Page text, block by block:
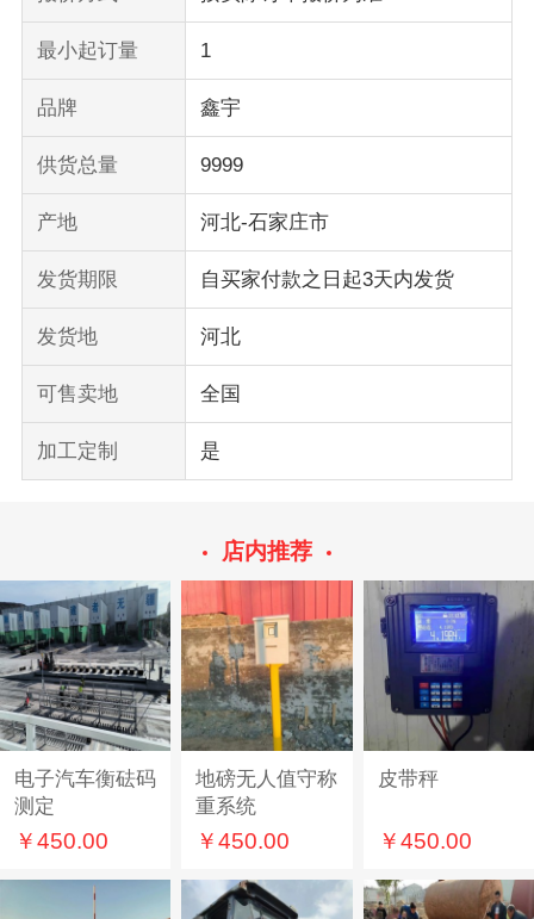
最小起订量 1
品牌 鑫宇
供货总量 9999
产地 河北-石家庄市
发货期限 自买家付款之日起3天内发货
发货地 河北
可售卖地 全国
加工定制 是
店内推荐
电子汽车衡砝码
测定
￥450.00
地磅无人值守称
重系统
￥450.00
皮带秤
￥450.00